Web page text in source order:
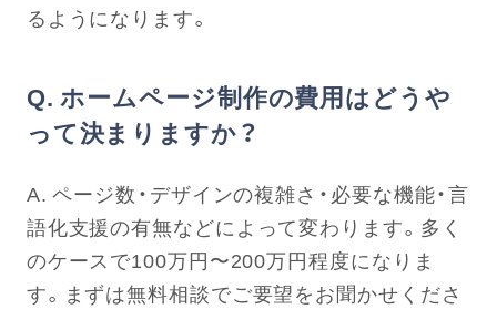
るようになります。
Q. ホームページ制作の費用はどうや
って決まりますか？
A. ページ数・デザインの複雑さ・必要な機能・言
語化支援の有無などによって変わります。多く
のケースで100万円〜200万円程度になりま
す。まずは無料相談でご要望をお聞かせくださ